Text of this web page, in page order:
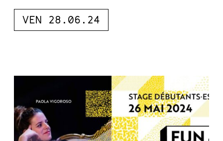
VEN 28.06.24